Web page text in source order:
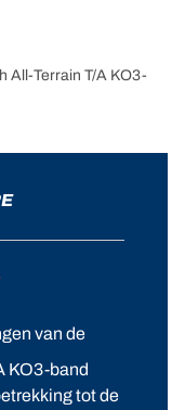
All-Terrain T/A KO3-
van de
KO3-band
tot de